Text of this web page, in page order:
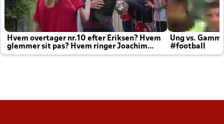
Hvem overtager nr.10 efter Eriksen? Hvem
glemmer sit pas? Hvem ringer Joachim
altid til efter kampe?
Ung vs.
#football